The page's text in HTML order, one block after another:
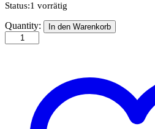
Status:1 vorrätig
Greetings
from
Rome
Quantity: In den Warenkorb